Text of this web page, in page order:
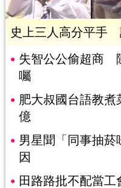
史上三人高分平手
失智公公偷超商
囑
肥大叔國台語教
億
男星聞「同事抽菸
因
田路路批不配當